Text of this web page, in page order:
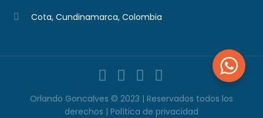
Cota, Cundinamarca, Colombia
Orlando Goncalves © 2023 | Reservados todos los
derechos | Política de privacidad